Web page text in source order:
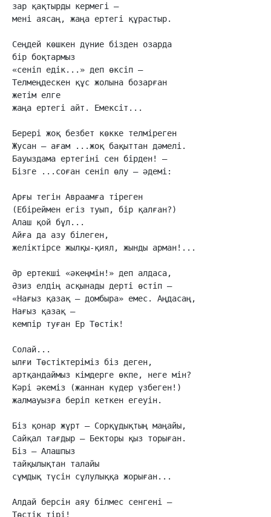
зар қақтырды кермегі –
мені аясаң, жаңа ертегі құрастыр.
Сеңдей көшкен дүние бізден озарда
бір боқтармыз
«сеніп едік...» деп өксіп –
Телмеңдескен құс жолына бозарған
жетім елге
жаңа ертегі айт. Емексіт...
Берері жоқ безбет көкке телміреген
Жусан – ағам ...жоқ бақыттан дәмелі.
Бауыздама ертегіні сен бірден! –
Бізге ...соған сеніп өлу – әдемі:
Арғы тегін Авраамға тіреген
(Ебіреймен егіз туып, бір қалған?)
Алаш қой бұл...
Айға да азу білеген,
желіктірсе жылқы-қиял, жынды арман!...
Әр ертекші «әкеңмін!» деп алдаса,
Әзиз елдің асқынады дерті өстіп –
«Нағыз қазақ – домбыра» емес. Аңдасаң,
Нағыз қазақ –
кемпір туған Ер Төстік!
Солай...
ылғи Төстіктеріміз біз деген,
артқандаймыз кімдерге өкпе, неге мін?
Кәрі әкеміз (жаннан күдер үзбеген!)
жалмауызға беріп кеткен егеуін.
Біз қонар жұрт – Сорқұдықтың маңайы,
Сайқал тағдыр – Бекторы қыз торыған.
Біз – Алашпыз
тайқылықтан талайы
сұмдық түсін сұлулыққа жорыған...
Алдай берсін аяу білмес сенгені –
Төстік тірі!